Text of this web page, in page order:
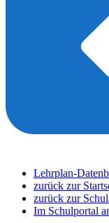
Lehrplan-
zurück zur
zurück zur
Im Schulportal